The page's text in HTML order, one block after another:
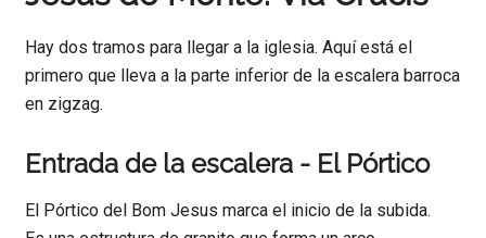
Hay dos tramos para llegar a la iglesia. Aquí está el
primero que lleva a la parte inferior de la escalera barroca
en zigzag.
Entrada de la escalera - El Pórtico
El Pórtico del Bom Jesus marca el inicio de la subida.